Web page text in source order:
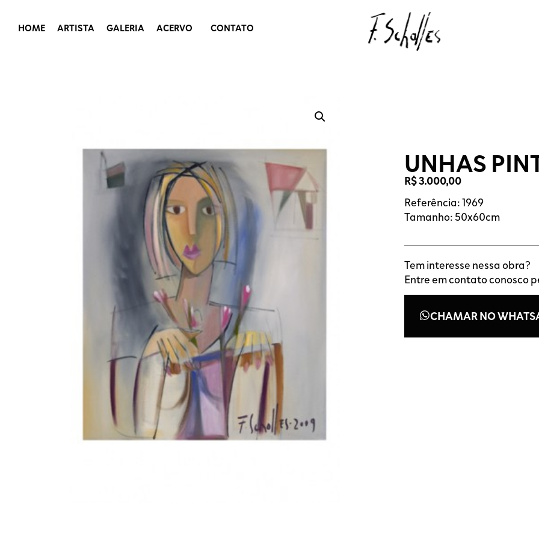
HOME ARTISTA GALERIA ACERVO CONTATO
UNHAS
R$3.000,00
Referência: 1969
Tamanho: 50x60cm
Tem interesse nessa obra?
Entre em contato conosco
CHAMAR NO